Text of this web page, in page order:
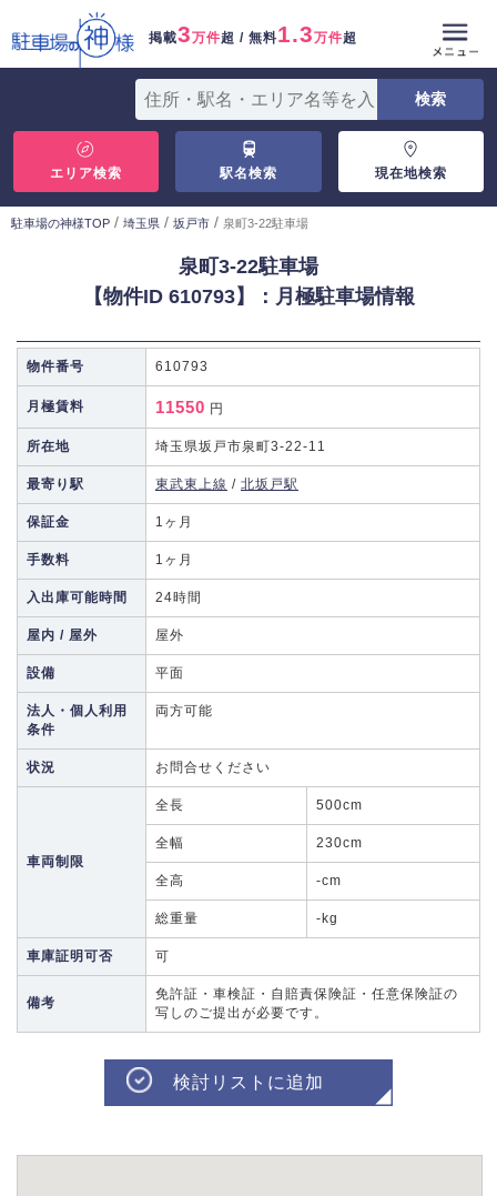
掲載3万件超 / 無料1.3万件超
エリア検索 駅名検索 現在地検索
駐車場の神様TOP / 埼玉県 / 坂戸市 / 泉町3-22駐車場
泉町3-22駐車場
【物件ID 610793】：月極駐車場情報
物件番号 610793
月極賃料 11550 円
所在地 埼玉県坂戸市泉町3-22-11
最寄り駅 東武東上線 / 北坂戸駅
保証金 1ヶ月
手数料 1ヶ月
入出庫可能時間 24時間
屋内 / 屋外 屋外
設備 平面
法人・個人利用
条件
両方可能
状況 お問合せください
車両制限
全長 500cm
全幅 230cm
全高 -cm
総重量 -kg
車庫証明可否 可
備考
免許証・車検証・自賠責保険証・任意保険証の
写しのご提出が必要です。
検討リストに追加